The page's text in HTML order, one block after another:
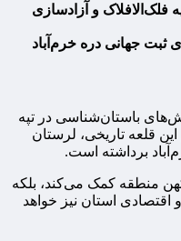
فلک‌الافلاک و آزادسازی
ثبت جهانی دره خرم‌آباد
باستان‌شناسی در تپه
قلعه تاریخی، لرستان
برداشته است.
کهن منطقه کمک می‌کند، بلکه
استان نیز خواهد